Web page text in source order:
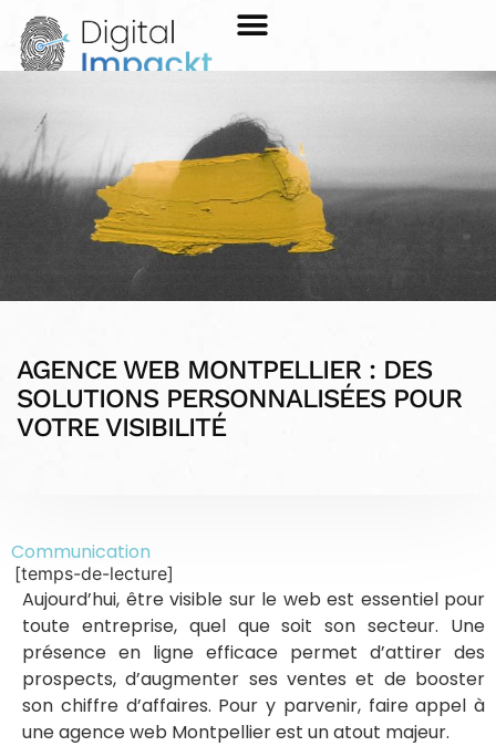
AGENCE WEB MONTPELLIER : DES
SOLUTIONS PERSONNALISÉES POUR
VOTRE VISIBILITÉ
Communication
[temps-de-lecture]
Aujourd’hui, être visible sur le web est essentiel pour
toute entreprise, quel que soit son secteur. Une
présence en ligne efficace permet d’attirer des
prospects, d’augmenter ses ventes et de booster
son chiffre d’affaires. Pour y parvenir, faire appel à
une agence web Montpellier est un atout majeur.